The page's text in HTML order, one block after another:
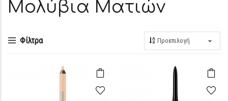
Μολύβια Ματιών
Φίλτρα